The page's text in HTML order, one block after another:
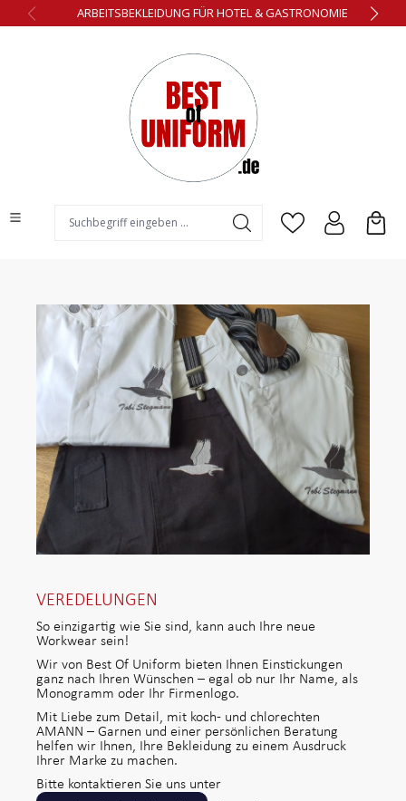
springenARBEITSBEKLEIDUNG FÜR HOTEL & GASTRONOMIE
VEREDELUNGEN
So einzigartig wie Sie sind, kann auch Ihre neue
Workwear sein!
Wir von Best Of Uniform bieten Ihnen Einstickungen
ganz nach Ihren Wünschen – egal ob nur Ihr Name, als
Monogramm oder Ihr Firmenlogo.
Mit Liebe zum Detail, mit koch- und chlorechten
AMANN – Garnen und einer persönlichen Beratung
helfen wir Ihnen, Ihre Bekleidung zu einem Ausdruck
Ihrer Marke zu machen.
Bitte kontaktieren Sie uns unter